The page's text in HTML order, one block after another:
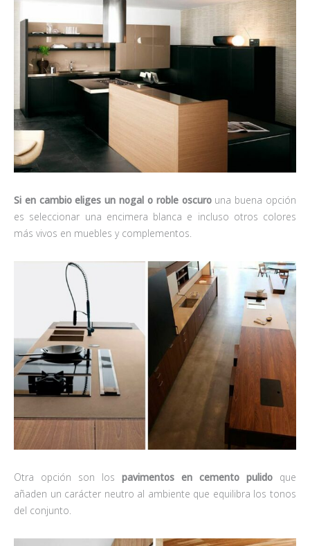
Si en cambio eliges un nogal o roble oscurouna buena opción
es seleccionar una encimera blanca e incluso otros colores
más vivos en muebles y complementos.
Otra opción son los pavimentos en cemento pulido que
añaden un carácter neutro al ambiente que equilibra los tonos
del conjunto.